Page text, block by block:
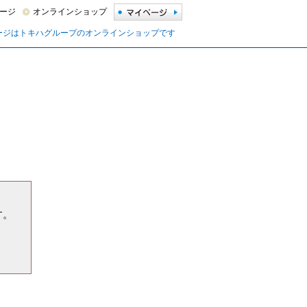
ジ オンラインショップ
ジはトキハグループのオンラインショップです